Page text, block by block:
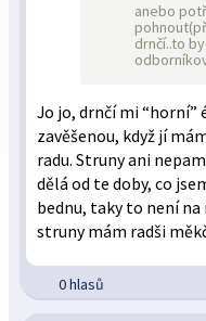
anebo
drnčí..to
Jo jo, drnčí mi “horní”
zavěšenou, když jí
radu. Struny ani
dělá od te doby, co
bednu, taky to není na
struny mám radši
0 hlasů